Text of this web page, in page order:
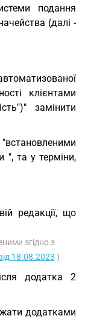
подання
(далі -
клієнтами
замінити
", та у терміни,
редакції, що
згідно з
18.08.2023 )
додатка 2
додатками